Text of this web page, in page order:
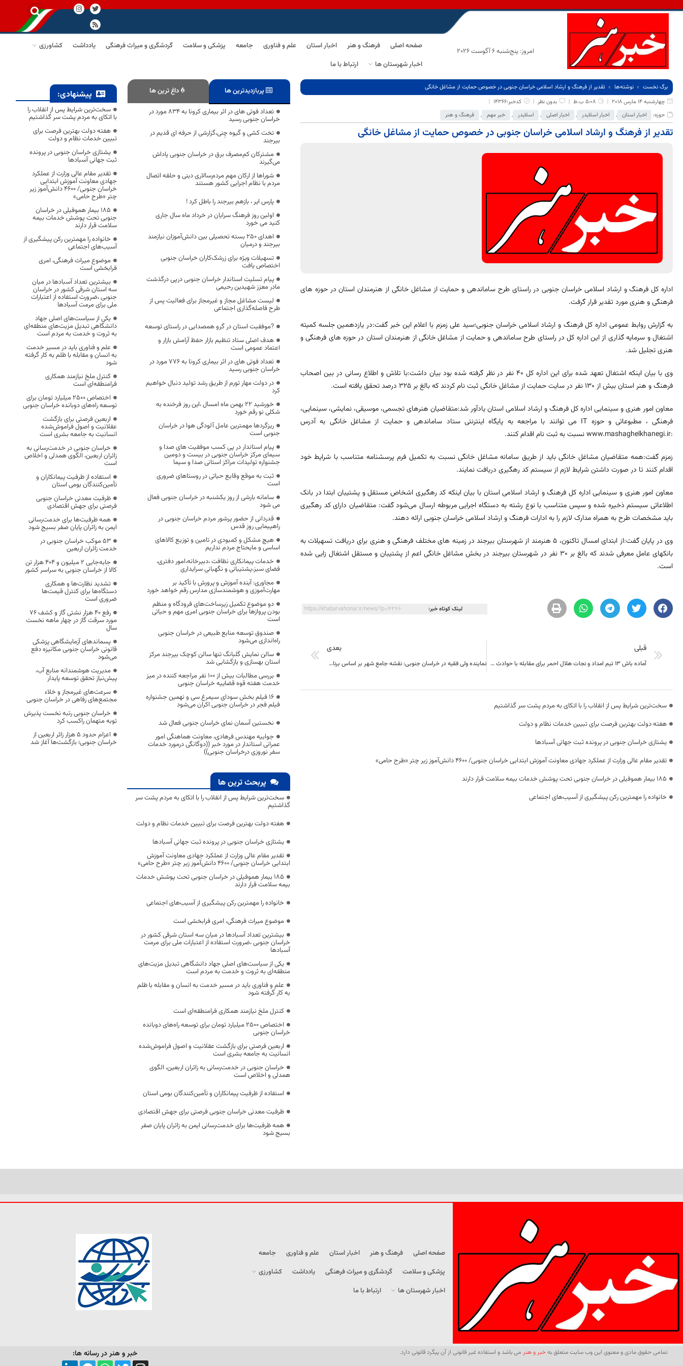
امروز: پنج‌شنبه 6 آگوست 2026
صفحه اصلی فرهنگ و هنر اخبار استان علم و فناوری جامعه پزشکی و سلامت گردشگری و میراث فرهنگی یادداشت
کشاورزی
اخبار شهرستان ها
ارتباط با ما
برگ نخست نوشته‌ها
تقدیر از فرهنگ و ارشاد اسلامی خراسان جنوبی در خصوص حمایت از مشاغل خانگی
چهارشنبه 14 مارس 2018
5:08 ب.ظ بدون نظر
کدخبر:14366
حوزه:
اخبار استان , اخبار اسلایدر , اخبار اصلی , اسلایدر , خبر مهم , فرهنگ و هنر
تقدیر از فرهنگ و ارشاد اسلامی خراسان جنوبی در خصوص حمایت از مشاغل خانگی
اداره کل فرهنگ و ارشاد اسلامی خراسان جنوبی در راستای طرح ساماندهی و حمایت از مشاغل خانگی از هنرمندان استان در حوزه های
فرهنگی و هنری مورد تقدیر قرار گرفت.
به گزارش روابط عمومی اداره کل فرهنگ و ارشاد اسلامی خراسان جنوبی؛سید علی زمزم با اعلام این خبر گفت:در یازدهمین جلسه کمیته
اشتغال و سرمایه گذاری از این اداره کل در راستای طرح ساماندهی و حمایت از مشاغل خانگی از هنرمندان استان در حوزه های فرهنگی و
هنری تجلیل شد.
وی با بیان اینکه اشتغال تعهد شده برای این اداره کل ٤٠ نفر در نظر گرفته شده بود بیان داشت:با تلاش و اطلاع رسانی در بین اصحاب
فرهنگ و هنر استان بیش از ١٣٠ نفر در سایت حمایت از مشاغل خانگی ثبت نام کردند که بالغ بر ٣٢٥ درصد تحقق یافته است.
معاون امور هنری و سینمایی اداره کل فرهنگ و ارشاد اسلامی استان یادآور شد:متقاضیان هنرهای تجسمی، موسیقی، نمایشی، سینمایی،
فرهنگی ، مطبوعاتی و حوزه IT می توانند با مراجعه به پایگاه اینترنتی ستاد ساماندهی و حمایت از مشاغل خانگی به آدرس
:www.mashaghelkhanegi.ir نسبت به ثبت نام اقدام کنند.
زمزم گفت:همه متقاضیان مشاغل خانگی باید از طریق سامانه مشاغل خانگی نسبت به تکمیل فرم پرسشنامه متناسب با شرایط خود
اقدام کنند تا در صورت داشتن شرایط لازم از سیستم کد رهگیری دریافت نمایند.
معاون امور هنری و سینمایی اداره کل فرهنگ و ارشاد اسلامی استان با بیان اینکه کد رهگیری اشخاص مستقل و پشتیبان ابتدا در بانک
اطلاعاتی سیستم ذخیره شده و سپس متناسب با نوع رشته به دستگاه اجرایی مربوطه ارسال می‌شود گفت: متقاضیان دارای کد رهگیری
باید مشخصات طرح به همراه مدارک لازم را به ادارات فرهنگ و ارشاد اسلامی خراسان جنوبی ارائه دهند.
وی در پایان گفت:از ابتدای امسال تاکنون، ٥ هنرمند از شهرستان بیرجند در زمینه های مختلف فرهنگی و هنری برای دریافت تسهیلات به
بانکهای عامل معرفی شدند که بالغ بر ٣٠ نفر در شهرستان بیرجند در بخش مشاغل خانگی اعم از پشتیبان و مستقل اشتغال زایی شده
است.
لینک کوتاه خبر: https://khabarvahonar.ir/news/?p=14366
قبلی
آماده باش 13 تیم امداد و نجات هلال احمر برای مقابله با حوادث چهارشنبه سوری در خراسان‌جنوبی
بعدی
نماینده ولی فقیه در خراسان جنوبی: نقشه جامع شهر بر اساس برنامه های بلند مدت باشد
سخت‌ترین شرایط پس از انقلاب را با اتکای به مردم پشت سر گذاشتیم
هفته دولت بهترین فرصت برای تبیین خدمات نظام و دولت
یشتازی خراسان جنوبی در پرونده ثبت جهانی آسبادها
تقدیر مقام عالی وزارت از عملکرد جهادی معاونت آموزش ابتدایی خراسان جنوبی/ ۴۶۰۰ دانش‌آموز زیر چتر «طرح حامی»
۱۸۵ بیمار هموفیلی در خراسان جنوبی تحت پوشش خدمات بیمه سلامت قرار دارند
خانواده را مهمترین رکن پیشگیری از آسیب‌های اجتماعی
پربازدیدترین ها داغ ترین ها
تعداد فوتی های در اثر بیماری کرونا به 834 مورد در
خراسان جنوبی رسید
تخت کشی و گیوه چِنی،گزارشی از حرفه ای قدیم در
بیرجند
مشترکان کم‌مصرف برق در خراسان جنوبی پاداش
می‌گیرند
شوراها از ارکان مهم مردم‌سالاری دینی و حلقه اتصال
مردم با نظام اجرایی کشور هستند
پارس ایر ، بازهم بیرجند را باطل کرد !
اولین روز فرهنگ سرایان در خرداد ماه سال جاری
کنید می خورد
اهدای ۲۵۰ بسته تحصیلی بین دانش‌آموزان نیازمند
بیرجند و درمیان
تسهیلات ویژه برای زرشک‌کاران خراسان جنوبی
اختصاص یافت
پیام تسلیت استاندار خراسان جنوبی درپی درگذشت
مادر معزز شهیدین رحیمی
لیست مشاغل مجاز و غیرمجاز برای فعالیت پس از
طرح فاصله‌گذاری اجتماعی
?موفقیت استان در گرو همصدایی در راستای توسعه
هدف اصلی ستاد تنظیم بازار حفظ آرامش بازار و
اعتماد عمومی است
تعداد فوتی های در اثر بیماری کرونا به 776 مورد در
خراسان جنوبی رسید
در دولت مهار تورم از طریق رشد تولید دنبال خواهیم
کرد
خورشید ۲۲ بهمن ماه امسال ،این روز فرخنده به
شکلی نو رقم خورد
ریزگردها مهمترین عامل آلودگی هوا در خراسان
جنوبی است
پیام استاندار در پی کسب موفقیت های صدا و
سیمای مرکز خراسان جنوبی در بیست و دومین
جشنواره تولیدات مراکز استانی صدا و سیما
ثبت به موقع وقایع حیاتی در روستاهای ضروری
است
سامانه بارشی از روز یکشنبه در خراسان جنوبی فعال
می شود
قدردانی از حضور پرشور مردم خراسان جنوبی در
راهپیمایی روز قدس
هیچ مشکل و کمبودی در تامین و توزیع کالا‌های
اساسی و مایحتاج مردم نداریم
خدمات پیمانکاری نظافت ،دبیرخانه،امور دفتری،
فضای سبز،پشتیبانی و نگهبانی سرایداری
مجاوری: آینده آموزش و پرورش با تأکید بر
مهارت‌آموزی و هوشمندسازی مدارس رقم خواهد خورد
دو موضوع تکمیل زیرساخت‌های فرودگاه و منظم
بودن پروازها برای خراسان جنوبی امری مهم و حیاتی
است
صندوق توسعه منابع طبیعی در خراسان جنوبی
راه‌اندازی می‌شود
سالن نمایش گلبانگ تنها سالن کوچک بیرجند مرکز
استان بهسازی و بازگشایی شد
بررسی مطالبات بیش از ۱۰۰ نفر مراجعه کننده در میز
خدمت هفته قوه قضاییه خراسان جنوبی
16 فیلم بخش سودای سیمرغ سی و نهمین جشنواره
فیلم‌ فجر در خراسان جنوبی اکران می‌شود
نخستین آسمان نمای خراسان جنوبی فعال شد
جوابیه مهندس فرهادی، معاونت هماهنگی امور
عمرانی استاندار در مورد خبر ((دوگانگی درمورد خدمات
سفر نوروزی درخراسان جنوبی))
پربحث ترین ها
سخت‌ترین شرایط پس از انقلاب را با اتکای به مردم پشت سر
گذاشتیم
هفته دولت بهترین فرصت برای تبیین خدمات نظام و دولت
یشتازی خراسان جنوبی در پرونده ثبت جهانی آسبادها
تقدیر مقام عالی وزارت از عملکرد جهادی معاونت آموزش
ابتدایی خراسان جنوبی/ ۴۶۰۰ دانش‌آموز زیر چتر «طرح حامی»
۱۸۵ بیمار هموفیلی در خراسان جنوبی تحت پوشش خدمات
بیمه سلامت قرار دارند
خانواده را مهمترین رکن پیشگیری از آسیب‌های اجتماعی
موضوع میراث فرهنگی، امری فرابخشی است
بیشترین تعداد آسبادها در میان سه استان شرقی کشور در
خراسان جنوبی ،ضرورت استفاده از اعتبارات ملی برای مرمت
آسبادها
یکی از سیاست‌های اصلی جهاد دانشگاهی تبدیل مزیت‌های
منطقه‌ای به ثروت و خدمت به مردم است
علم و فناوری باید در مسیر خدمت به انسان و مقابله با ظلم
به کار گرفته شود
کنترل ملخ نیازمند همکاری فرامنطقه‌ای است
اختصاص 2500 میلیارد تومان برای توسعه راه‌های دوبانده
خراسان جنوبی
اربعین فرصتی برای بازگشت عقلانیت و اصول فراموش‌شده
انسانیت به جامعه بشری است
خراسان جنوبی در خدمت‌رسانی به زائران اربعین، الگوی
همدلی و اخلاص است
استفاده از ظرفیت پیمانکاران و تأمین‌کنندگان بومی استان
ظرفیت معدنی خراسان جنوبی فرصتی برای جهش اقتصادی
همه ظرفیت‌ها برای خدمت‌رسانی ایمن به زائران پایان صفر
بسیج شود
پیشنهادی:
سخت‌ترین شرایط پس از انقلاب را
با اتکای به مردم پشت سر گذاشتیم
هفته دولت بهترین فرصت برای
تبیین خدمات نظام و دولت
یشتازی خراسان جنوبی در پرونده
ثبت جهانی آسبادها
تقدیر مقام عالی وزارت از عملکرد
جهادی معاونت آموزش ابتدایی
خراسان جنوبی/ ۴۶۰۰ دانش‌آموز زیر
چتر «طرح حامی»
۱۸۵ بیمار هموفیلی در خراسان
جنوبی تحت پوشش خدمات بیمه
سلامت قرار دارند
خانواده را مهمترین رکن پیشگیری از
آسیب‌های اجتماعی
موضوع میراث فرهنگی، امری
فرابخشی است
بیشترین تعداد آسبادها در میان
سه استان شرقی کشور در خراسان
جنوبی ،ضرورت استفاده از اعتبارات
ملی برای مرمت آسبادها
یکی از سیاست‌های اصلی جهاد
دانشگاهی تبدیل مزیت‌های منطقه‌ای
به ثروت و خدمت به مردم است
علم و فناوری باید در مسیر خدمت
به انسان و مقابله با ظلم به کار گرفته
شود
کنترل ملخ نیازمند همکاری
فرامنطقه‌ای است
اختصاص 2500 میلیارد تومان برای
توسعه راه‌های دوبانده خراسان جنوبی
اربعین فرصتی برای بازگشت
عقلانیت و اصول فراموش‌شده
انسانیت به جامعه بشری است
خراسان جنوبی در خدمت‌رسانی به
زائران اربعین، الگوی همدلی و اخلاص
است
استفاده از ظرفیت پیمانکاران و
تأمین‌کنندگان بومی استان
ظرفیت معدنی خراسان جنوبی
فرصتی برای جهش اقتصادی
همه ظرفیت‌ها برای خدمت‌رسانی
ایمن به زائران پایان صفر بسیج شود
53 موکب خراسان جنوبی در
خدمت زائران اربعین
جابه‌جایی 2 میلیون و 404 هزار تن
کالا از خراسان جنوبی به سراسر کشور
تشدید نظارت‌ها و همکاری
دستگاه‌ها برای کنترل قیمت‌ها
ضروری است
رفع 40 هزار نشتی گاز و کشف 76
مورد سرقت گاز در چهار ماهه نخست
سال
پسماندهای آزمایشگاهی پزشکی
قانونی خراسان جنوبی مکانیزه دفع
می‌شود
مدیریت هوشمندانه منابع آب،
پیش‌نیاز تحقق توسعه پایدار
سرعت‌های غیرمجاز و خلاء
مجتمع‌های رفاهی در خراسان جنوبی
خراسان جنوبی رتبه نخست پذیرش
توبه متهمان راکسب کرد
اعزام حدود 5 هزار زائر اربعین از
خراسان جنوبی؛ بازگشت‌ها آغاز شد
صفحه اصلی فرهنگ و هنر اخبار استان علم و فناوری
جامعه
پزشکی و سلامت
گردشگری و میراث فرهنگی یادداشت
کشاورزی
اخبار شهرستان ها
ارتباط با ما
تمامی حقوق مادی و معنوی این وب سایت متعلق بهخبر و هنر می باشد و استفاده غیر قانونی از آن پیگرد قانونی دارد.
خبر و هنر در رسانه ها: